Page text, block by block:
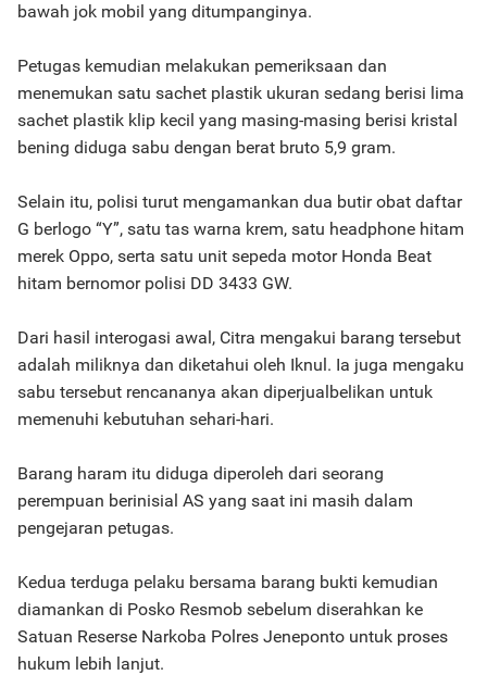
bawah jok mobil yang ditumpanginya.
Petugas kemudian melakukan pemeriksaan dan
menemukan satu sachet plastik ukuran sedang berisi lima
sachet plastik klip kecil yang masing-masing berisi kristal
bening diduga sabu dengan berat bruto 5,9 gram.
Selain itu, polisi turut mengamankan dua butir obat daftar
G berlogo “Y”, satu tas warna krem, satu headphone hitam
merek Oppo, serta satu unit sepeda motor Honda Beat
hitam bernomor polisi DD 3433 GW.
Dari hasil interogasi awal, Citra mengakui barang tersebut
adalah miliknya dan diketahui oleh Iknul. Ia juga mengaku
sabu tersebut rencananya akan diperjualbelikan untuk
memenuhi kebutuhan sehari-hari.
Barang haram itu diduga diperoleh dari seorang
perempuan berinisial AS yang saat ini masih dalam
pengejaran petugas.
Kedua terduga pelaku bersama barang bukti kemudian
diamankan di Posko Resmob sebelum diserahkan ke
Satuan Reserse Narkoba Polres Jeneponto untuk proses
hukum lebih lanjut.